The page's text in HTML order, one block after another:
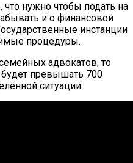
нужно чтобы подать на
и о финансовой
инстанции
процедуры.
адвокатов, то
будет превышать 700
ситуации.